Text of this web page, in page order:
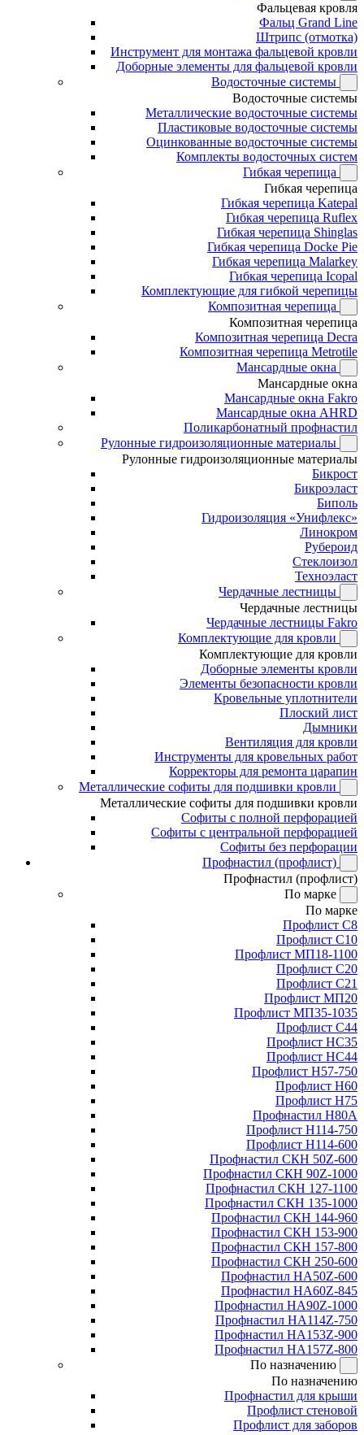
Фальцевая кровля
Фальц Grand Line
Штрипс (отмотка)
Инструмент для монтажа фальцевой кровли
Доборные элементы для фальцевой кровли
Водосточные системы
Водосточные системы
Металлические водосточные системы
Пластиковые водосточные системы
Оцинкованные водосточные системы
Комплекты водосточных систем
Гибкая черепица
Гибкая черепица
Гибкая черепица Katepal
Гибкая черепица Ruflex
Гибкая черепица Shinglas
Гибкая черепица Docke Pie
Гибкая черепица Malarkey
Гибкая черепица Icopal
Комплектующие для гибкой черепицы
Композитная черепица
Композитная черепица
Композитная черепица Decra
Композитная черепица Metrotile
Мансардные окна
Мансардные окна
Мансардные окна Fakro
Мансардные окна AHRD
Поликарбонатный профнастил
Рулонные гидроизоляционные материалы
Рулонные гидроизоляционные материалы
Бикрост
Бикроэласт
Биполь
Гидроизоляция «Унифлекс»
Линокром
Рубероид
Стеклоизол
Техноэласт
Чердачные лестницы
Чердачные лестницы
Чердачные лестницы Fakro
Комплектующие для кровли
Комплектующие для кровли
Доборные элементы кровли
Элементы безопасности кровли
Кровельные уплотнители
Плоский лист
Дымники
Вентиляция для кровли
Инструменты для кровельных работ
Корректоры для ремонта царапин
Металлические софиты для подшивки кровли
Металлические софиты для подшивки кровли
Софиты с полной перфорацией
Софиты с центральной перфорацией
Софиты без перфорации
Профнастил (профлист)
Профнастил (профлист)
По марке
По марке
Профлист С8
Профлист С10
Профлист МП18-1100
Профлист С20
Профлист С21
Профлист МП20
Профлист МП35-1035
Профлист С44
Профлист НС35
Профлист НС44
Профлист Н57-750
Профлист Н60
Профлист Н75
Профнастил Н80А
Профлист Н114-750
Профлист Н114-600
Профнастил СКН 50Z-600
Профнастил СКН 90Z-1000
Профнастил СКН 127-1100
Профнастил СКН 135-1000
Профнастил СКН 144-960
Профнастил СКН 153-900
Профнастил СКН 157-800
Профнастил СКН 250-600
Профнастил НА50Z-600
Профнастил НА60Z-845
Профнастил НА90Z-1000
Профнастил НА114Z-750
Профнастил НА153Z-900
Профнастил НА157Z-800
По назначению
По назначению
Профнастил для крыши
Профлист стеновой
Профлист для заборов